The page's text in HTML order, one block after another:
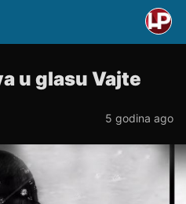
u glasu Vajte
5 godina ago